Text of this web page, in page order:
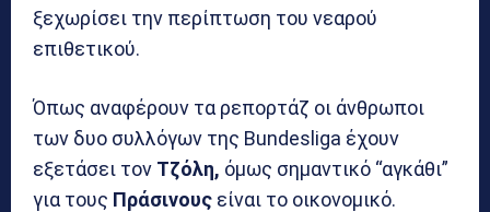
ξεχωρίσει την περίπτωση του νεαρού
επιθετικού.
Όπως αναφέρουν τα ρεπορτάζ οι άνθρωποι
των δυο συλλόγων της Bundesliga έχουν
εξετάσει τον Τζόλη, όμως σημαντικό “αγκάθι”
για τους Πράσινους είναι το οικονομικό.